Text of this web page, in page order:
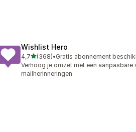
Wishlist Hero
4,7van 5 sterren
(368)
368 recensies in totaal
•Gratis abonnement
Verhoog je omzet met een aanpasbare
mailherinneringen